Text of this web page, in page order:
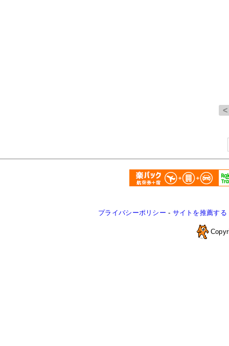
プライバシーポリシー - サイトを推薦する